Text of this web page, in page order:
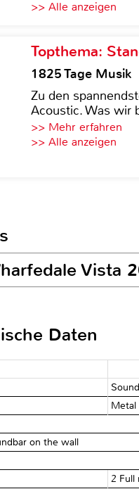
>> Alle anzeigen
Topthema:
1825 Tage Musik
Zu den
Acoustic. Was wir
>> Mehr erfahren
>> Alle anzeigen
Vista
Daten
Metal
on the wall
2 Full